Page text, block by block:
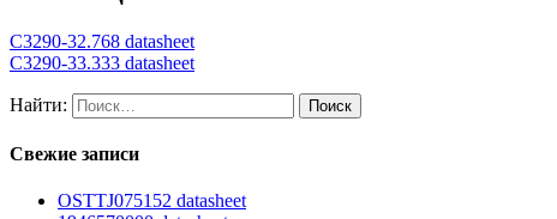
C3290-32.768 datasheet
C3290-33.333 datasheet
Найти:
Свежие записи
OSTTJ075152 datasheet